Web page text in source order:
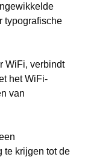
typografische
WiFi, verbindt
het WiFi-
van
te krijgen tot de